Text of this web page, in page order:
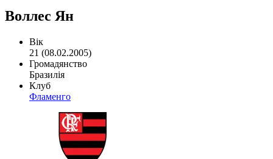
Воллес Ян
Вік
21 (08.02.2005)
Громадянство
Бразилія
Клуб
Фламенго